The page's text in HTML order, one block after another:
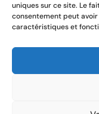
uniques sur ce site. Le
consentement peut
caractéristiques et